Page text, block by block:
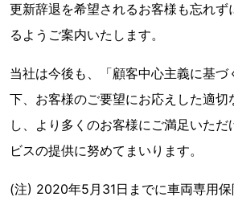
更新辞退を希望されるお客様も忘れず
るようご案内いたします。
当社は今後も、「顧客中心主義に基づ
下、お客様のご要望にお応えした適切
し、より多くのお客様にご満足いただ
ビスの提供に努めてまいります。
(注) 2020年5月31日までに車両専用